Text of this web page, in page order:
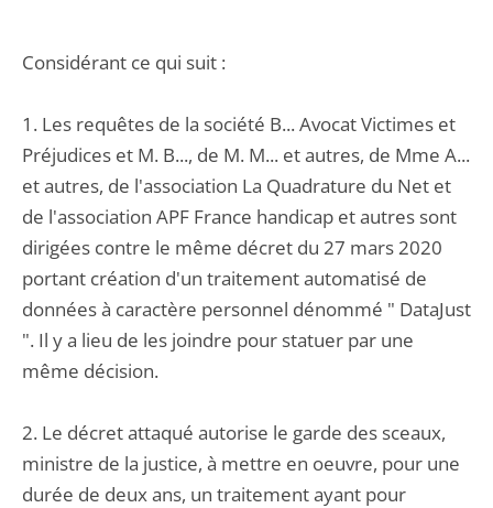
Considérant ce qui suit :
1. Les requêtes de la société B... Avocat Victimes et
Préjudices et M. B..., de M. M... et autres, de Mme A...
et autres, de l'association La Quadrature du Net et
de l'association APF France handicap et autres sont
dirigées contre le même décret du 27 mars 2020
portant création d'un traitement automatisé de
données à caractère personnel dénommé " DataJust
". Il y a lieu de les joindre pour statuer par une
même décision.
2. Le décret attaqué autorise le garde des sceaux,
ministre de la justice, à mettre en oeuvre, pour une
durée de deux ans, un traitement ayant pour